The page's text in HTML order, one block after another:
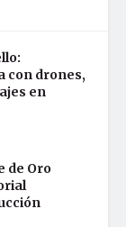
con drones,
en
de Oro